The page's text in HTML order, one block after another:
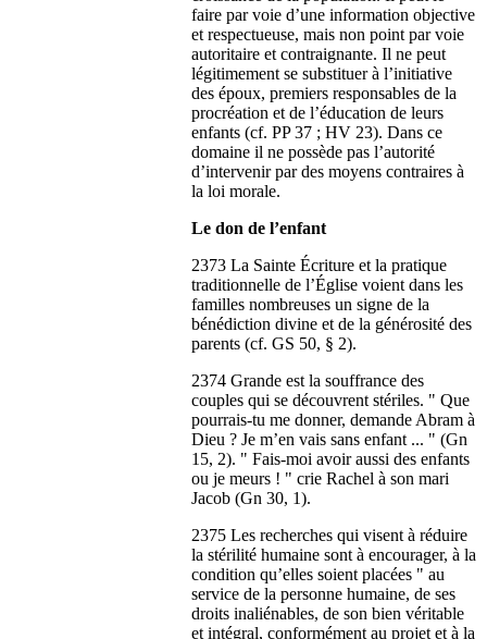
faire par voie d’une information objective
et respectueuse, mais non point par voie
autoritaire et contraignante. Il ne peut
légitimement se substituer à l’initiative
des époux, premiers responsables de la
procréation et de l’éducation de leurs
enfants (cf. PP 37 ; HV 23). Dans ce
domaine il ne possède pas l’autorité
d’intervenir par des moyens contraires à
la loi morale.
Le don de l’enfant
2373 La Sainte Écriture et la pratique
traditionnelle de l’Église voient dans les
familles nombreuses un signe de la
bénédiction divine et de la générosité des
parents (cf. GS 50, § 2).
2374 Grande est la souffrance des
couples qui se découvrent stériles. " Que
pourrais-tu me donner, demande Abram à
Dieu ? Je m’en vais sans enfant ... " (Gn
15, 2). " Fais-moi avoir aussi des enfants
ou je meurs ! " crie Rachel à son mari
Jacob (Gn 30, 1).
2375 Les recherches qui visent à réduire
la stérilité humaine sont à encourager, à la
condition qu’elles soient placées " au
service de la personne humaine, de ses
droits inaliénables, de son bien véritable
et intégral, conformément au projet et à la